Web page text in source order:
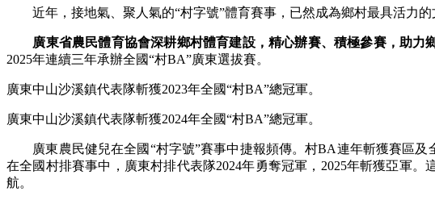
近年，接地氣、聚人氣的“村字號”體育賽事，已然成為鄉村最具活力的
廣東省農民體育協會深耕鄉村體育建設，精心辦賽、積極參賽，助力鄉
2025年連續三年承辦全國“村BA”廣東選拔賽。
廣東中山沙溪鎮代表隊斬獲2023年全國“村BA”總冠軍。
廣東中山沙溪鎮代表隊斬獲2024年全國“村BA”總冠軍。
廣東農民健兒在全國“村字號”賽事中捷報頻傳。村BA連年斬獲賽區及
在全國村排賽事中，廣東村排代表隊2024年勇奪冠軍，2025年斬獲亞軍
航。